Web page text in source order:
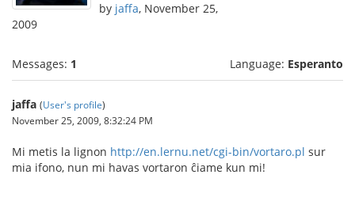
by jaffa, November 25,
2009
Messages: 1 Language: Esperanto
jaffa (User's profile)
November 25, 2009, 8:32:24 PM
Mi metis la lignon http://en.lernu.net/cgi-bin/vortaro.pl sur
mia ifono, nun mi havas vortaron ĉiame kun mi!